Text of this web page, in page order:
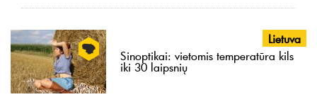
Lietuva
Sinoptikai: vietomis temperatūra kils
iki 30 laipsnių